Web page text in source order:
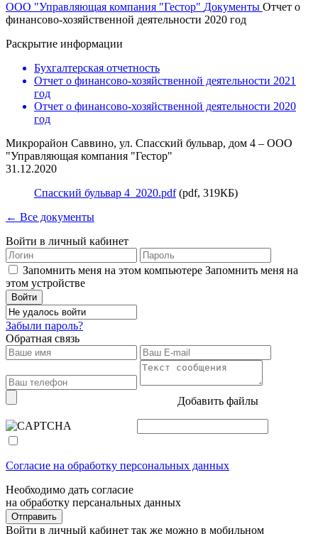
ООО "Управляющая компания "Гестор" Документы Отчет о
финансово-хозяйственной деятельности 2020 год
Раскрытие информации
Бухгалтерская отчетность
Отчет о финансово-хозяйственной деятельности 2021
год
Отчет о финансово-хозяйственной деятельности 2020
год
Микрорайон Саввино, ул. Спасский бульвар, дом 4 – ООО
"Управляющая компания "Гестор"
31.12.2020
Спасский бульвар 4_2020.pdf(pdf, 319КБ)
← Все документы
Войти в личный кабинет
Запомнить меня на этом компьютере Запомнить меня на
этом устройстве
Забыли пароль?
Обратная связь
Добавить файлы
Согласие на обработку персональных данных
Необходимо дать согласие
на обработку персанальных данных
Отправить
Войти в личный кабинет так же можно в мобильном